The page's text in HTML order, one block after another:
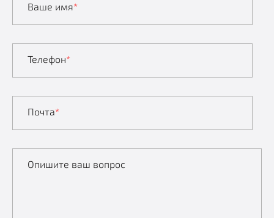
Ваше имя*
Телефон*
Почта*
Опишите ваш вопрос